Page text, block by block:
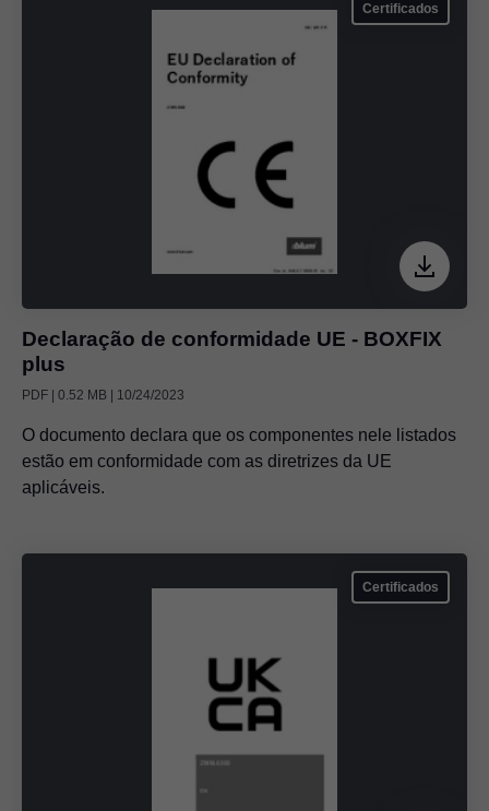
Certificados
Declaração de conformidade UE - BOXFIX
plus
PDF | 0.52 MB | 10/24/2023
O documento declara que os componentes nele listados
estão em conformidade com as diretrizes da UE
aplicáveis.
Certificados